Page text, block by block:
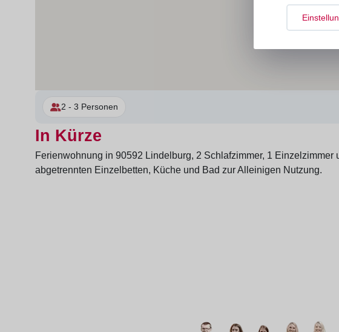
2 - 3 Personen
In Kürze
Ferienwohnung in 90592 Lindelburg, 2 Schlafzimmer, 1 Einzelzimmer
abgetrennten Einzelbetten, Küche und Bad zur Alleinigen Nutzung.